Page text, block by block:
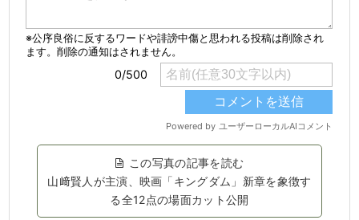
この写真の記事を読む
山﨑賢人が主演、映画「キングダム」新章を象徴す
る全12点の場面カット公開